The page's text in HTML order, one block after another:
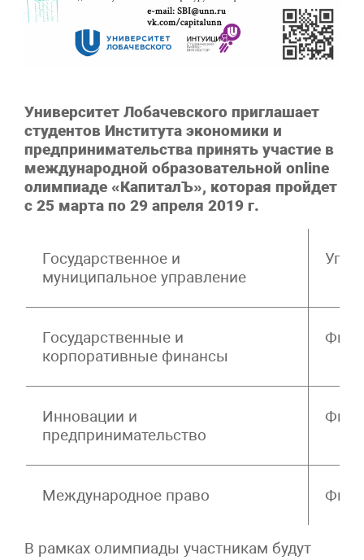
Университет Лобачевского приглашает
студентов Института экономики и
предпринимательства принять участие в
международной образовательной online
олимпиаде «КапиталЪ», которая пройдет
с 25 марта по 29 апреля 2019 г.
Государственное и
муниципальное управление
Государственные и
корпоративные финансы
Инновации и
предпринимательство
Международное право
В рамках олимпиады участникам будут